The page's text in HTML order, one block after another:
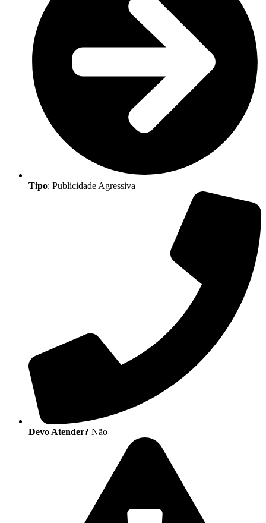
Tipo: Publicidade Agressiva
Devo Atender? Não